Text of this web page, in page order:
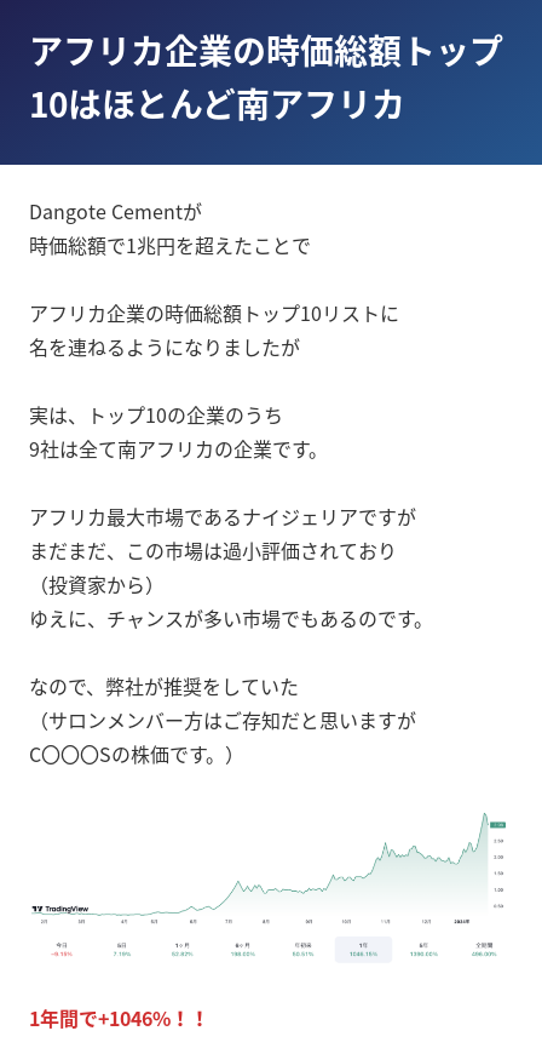
アフリカ企業の時価総額トップ
10はほとんど南アフリカ
Dangote Cementが
時価総額で1兆円を超えたことで
アフリカ企業の時価総額トップ10リストに
名を連ねるようになりましたが
実は、トップ10の企業のうち
9社は全て南アフリカの企業です。
アフリカ最大市場であるナイジェリアですが
まだまだ、この市場は過小評価されており
（投資家から）
ゆえに、チャンスが多い市場でもあるのです。
なので、弊社が推奨をしていた
（サロンメンバー方はご存知だと思いますが
C〇〇〇Sの株価です。）
1年間で+1046%！！